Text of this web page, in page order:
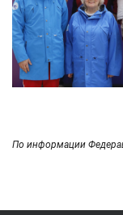
По информации